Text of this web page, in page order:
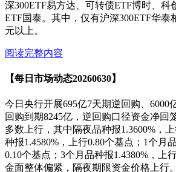
深300ETF易方达、可转债ETF博时、科
ETF国泰。其中，仅有沪深300ETF华泰
元以上。
阅读完整内容
【每日市场动态20260630】
今日央行开展695亿7天期逆回购、6000
回购到期8245亿，逆回购口径资金净回
多数上行，其中隔夜品种报1.3600%，
种报1.4580%，上行0.80个基点；1个月
0.10个基点；3个月品种报1.4380%，上
金面整体偏紧，隔夜期限资金价格上行。